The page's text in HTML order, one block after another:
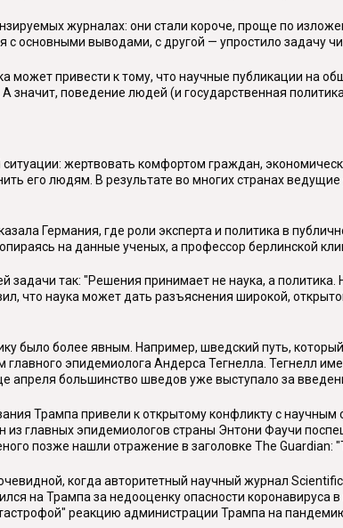
журналах: они стали короче, проще по
с основными выводами, с другой — упростило задачу
может привести к тому, что научные публикации на
значит, поведение людей (и государственная
ситуации: жертвовать комфортом граждан,
его людям. В результате во многих странах
Германия, где роли эксперта и политика в
на данные ученых, а профессор берлинской
так: "Решения принимает не наука, а политика.
что наука может дать разъяснения широкой,
было более явным. Например, шведский путь,
эпидемиолога Андерса Тегнелла. Тегнелл
апреля большинство шведов уже выступало за
Трампа привели к открытому конфликту с
главных эпидемиологов страны Энтони Фаучи
позже нашли отражение в заголовке The
когда авторитетный научный журнал
на Трампа за недооценку опасности
реакцию администрации Трампа на